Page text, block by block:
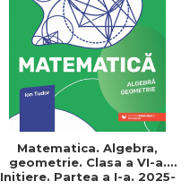
Matematica. Algebra,
geometrie. Clasa a VI-a.
Initiere. Partea a I-a. 2025-